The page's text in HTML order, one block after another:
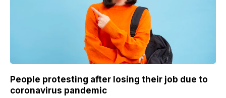
People protesting after losing their job due to
coronavirus pandemic